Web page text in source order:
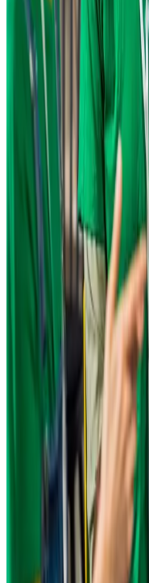
O setor engloba todos os
distribuem formas mais
hidrelétrica, biomassa,
Biotecnologia
Prioriza o
diversas áreas, como a
Uma das iniciativas mais
realizou o mapeamento e
genética humana. Esse
precedentes na medicina,
Nanotecnologia
É a manipulação da
materiais e dispositivos
Um exemplo disso é a
gera objetos
fabricação de peças
tecidos biológicos.
Turismo sustentável
O setor busca o
o meio ambiente e a
aventura sustentável, que
escalada, rafting e
impacto ambiental e
Há uma ênfase em
transporte e distribuição
sustentabilidade.